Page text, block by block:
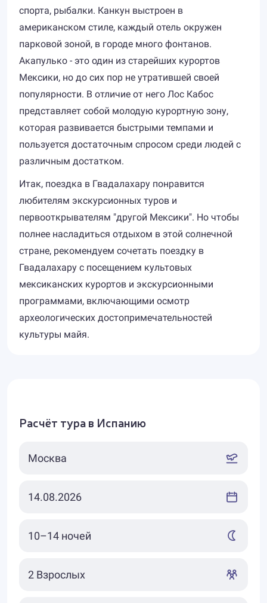
спорта, рыбалки. Канкун выстроен в
американском стиле, каждый отель окружен
парковой зоной, в городе много фонтанов.
Акапулько - это один из старейших курортов
Мексики, но до сих пор не утратившей своей
популярности. В отличие от него Лос Кабос
представляет собой молодую курортную зону,
которая развивается быстрыми темпами и
пользуется достаточным спросом среди людей с
различным достатком.
Итак, поездка в Гвадалахару понравится
любителям экскурсионных туров и
первооткрывателям "другой Мексики". Но чтобы
полнее насладиться отдыхом в этой солнечной
стране, рекомендуем сочетать поездку в
Гвадалахару с посещением культовых
мексиканских курортов и экскурсионными
программами, включающими осмотр
археологических достопримечательностей
культуры майя.
Расчёт тура в Испанию